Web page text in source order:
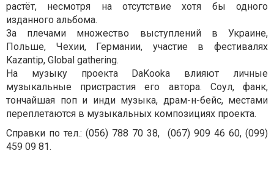
растёт, несмотря на отсутствие хотя бы одного
изданного альбома.
За плечами множество выступлений в Украине,
Польше, Чехии, Германии, участие в фестивалях
Kazantip, Global gathering.
На музыку проекта DaKooka влияют личные
музыкальные пристрастия его автора. Соул, фанк,
тончайшая поп и инди музыка, драм-н-бейс, местами
переплетаются в музыкальных композициях проекта.
Справки по тел.: (056) 788 70 38, (067) 909 46 60, (099)
459 09 81.